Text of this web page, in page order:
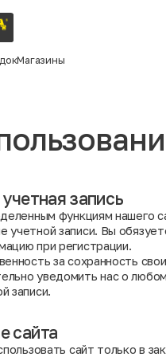
Магазины
все даты
запись
функциям нашего
учетной записи. Вы
при регистрации.
за сохранность
уведомить нас о
записи.
сайта
сайт только в